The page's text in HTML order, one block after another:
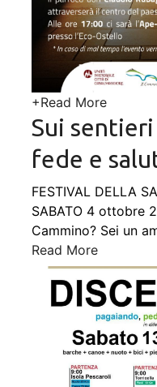
+Read More
Sui
fede e
FESTIVAL DELLA
SABATO 4 ottobre
Cammino? Sei un
Read More